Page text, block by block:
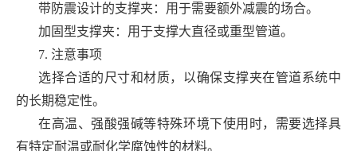
带防震设计的支撑夹：用于需要额外减震的场合。
加固型支撑夹：用于支撑大直径或重型管道。
7. 注意事项
选择合适的尺寸和材质，以确保支撑夹在管道系统中
的长期稳定性。
在高温、强酸强碱等特殊环境下使用时，需要选择具
有特定耐温或耐化学腐蚀性的材料。